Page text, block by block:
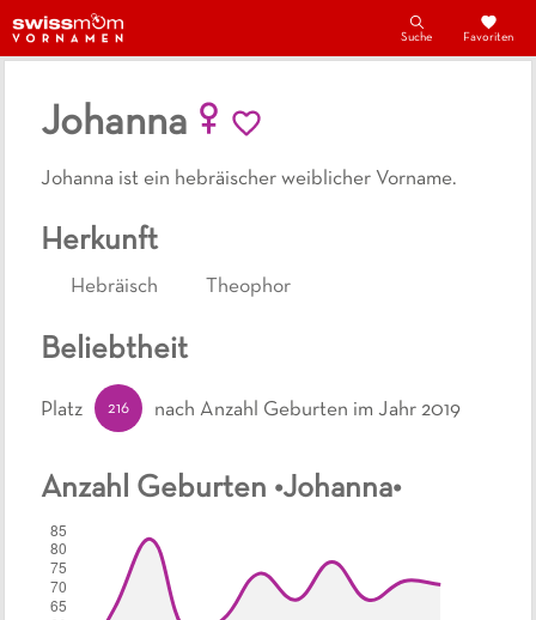
Suche Favoriten
Johanna
Johanna ist ein hebräischer weiblicher Vorname.
Herkunft
Hebräisch Theophor
Beliebtheit
Platz 216 nach Anzahl Geburten im Jahr 2019
Anzahl Geburten •Johanna•